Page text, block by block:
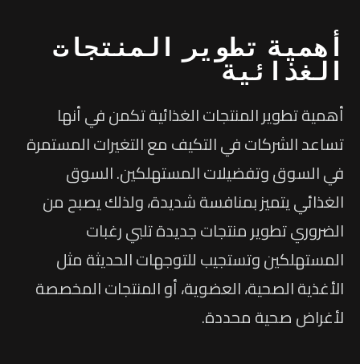
أهمية تطوير المنتجات
الغذائية
أهمية تطوير المنتجات الغذائية تكمن في أنها
تساعد الشركات في التكيف مع التغيرات المستمرة
في السوق وتفضيلات المستهلكين. السوق
الغذائي يتميز بمنافسة شديدة، ولذلك يصبح من
الضروري تطوير منتجات جديدة تلبي رغبات
المستهلكين وتستجيب للتوجهات الحديثة مثل
الأغذية الصحية، العضوية، أو المنتجات المخصصة
لأغراض صحية محددة.